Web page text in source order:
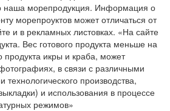
наша морепродукция. Информация о
морепроуктов может отличаться от
и в рекламных листовках. «На сайте
Вес готового продукта меньше на
продукта икры и краба, может
в связи с различными
производства,
и использования в процессе
режимов»